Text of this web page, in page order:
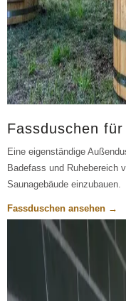
Fassduschen
Eine eigenständige
Badefass und Ruhebereich
Saunagebäude einzubauen.
Fassduschen ansehen →